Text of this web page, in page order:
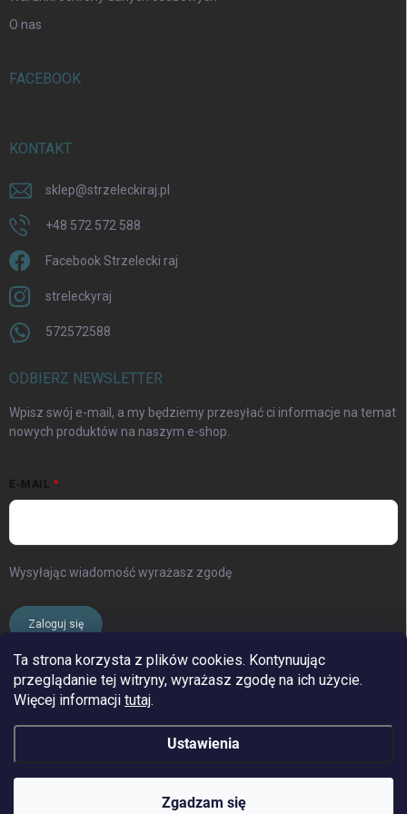
Ta strona korzysta z plików cookies. Kontynuując
przeglądanie tej witryny, wyrażasz zgodę na ich użycie.
Więcej informacji tutaj.
Ustawienia
Zgadzam się
O nas
FACEBOOK
KONTAKT
sklep@strzeleckiraj.pl
+48 572 572 588
Facebook Strzelecki raj
streleckyraj
572572588
ODBIERZ NEWSLETTER
Wpisz swój e-mail, a my będziemy przesyłać ci informacje na temat
nowych produktów na naszym e-shop.
E-MAIL
Wysyłając wiadomość wyrażasz zgodę
Zaloguj się
www.streleckyraj.cz
| www.streleckyraj.sk